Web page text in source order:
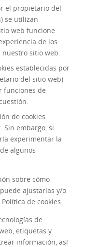
el propietario del
se utilizan
web funcione
de los
nuestro sitio web.
establecidas por
del sitio web)
funciones de
de cookies
Sin embargo, si
experimentar la
algunos
sobre cómo
ajustarlas y/o
Política de cookies.
de
etiquetas y
información, así